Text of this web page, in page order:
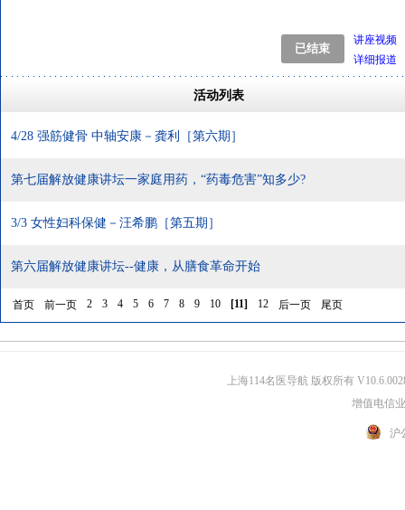
讲座视频
详细报道
活动列表
4/28 强筋健骨 中轴安康－龚利［第六期］
第七届解放健康讲坛一家庭用药，“药毒危害”知多少?
3/3 女性妇科保健－汪希鹏［第五期］
第六届解放健康讲坛--健康，从膳食革命开始
首页 前一页 2 3 4 5 6 7 8 9 10 [11] 12 后一页 尾页
上海114名医导航 版权所有
增值电信
沪